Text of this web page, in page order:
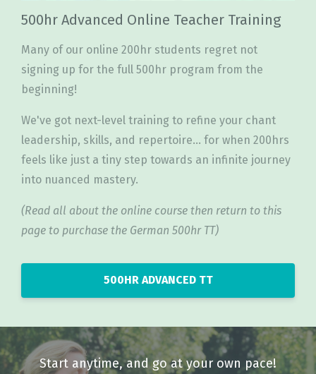
500hr Advanced Online Teacher Training
Many of our online 200hr students regret not
signing up for the full 500hr program from the
beginning!
We've got next-level training to refine your chant
leadership, skills, and repertoire... for when 200hrs
feels like just a tiny step towards an infinite journey
into nuanced mastery.
(Read all about the online course then return to this
page to purchase the German 500hr TT)
500HR ADVANCED TT
Start anytime, and go at your own pace!